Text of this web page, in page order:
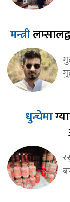
मन्त्री
धुन्चेमा